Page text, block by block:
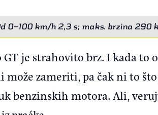
0–100 km/h 2,3 s; maks. brzina 290
GT je strahovito brz. I kada
može zameriti, pa čak ni to
benzinskih motora. Ali,